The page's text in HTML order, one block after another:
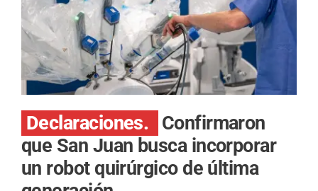
Declaraciones.
Confirmaron
que San Juan busca incorporar
un robot quirúrgico de última